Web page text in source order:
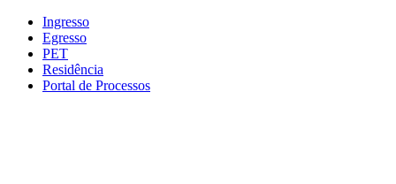
Conteúdo principal
Ingresso
Egresso
PET
Residência
Portal de Processos